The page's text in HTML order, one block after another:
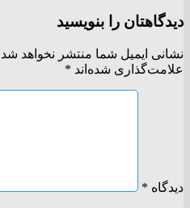
دیدگاهتان را بنویسید
نشانی ایمیل شما منتشر نخواهد
علامت‌گذاری شده‌اند *
دیدگاه *